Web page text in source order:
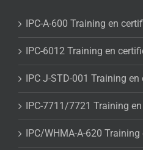
IPC-A-600 Training en
IPC-6012 Training en
IPC J-STD-001 Training
IPC-7711/7721 Training
IPC/WHMA-A-620